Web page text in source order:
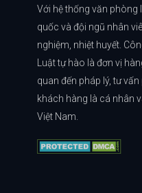
Với hệ thống văn phòng
quốc và đội ngũ nhân
nghiệm, nhiệt huyết.
Luật tự hào là đơn vị
quan đến pháp lý, tư
khách hàng là cá nhân
Việt Nam.